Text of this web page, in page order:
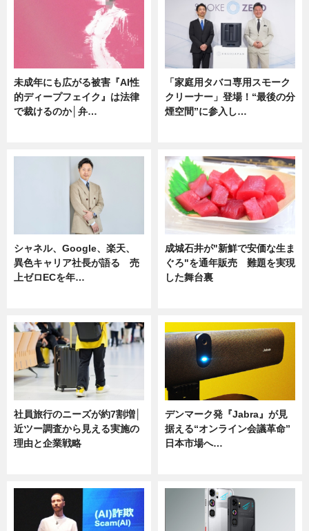
未成年にも広がる被害『AI性
的ディープフェイク』は法律
で裁けるのか│弁…
「家庭用タバコ専用スモーク
クリーナー」登場！“最後の分
煙空間”に参入し…
シャネル、Google、楽天、
異色キャリア社長が語る 売
上ゼロECを年…
成城石井が"新鮮で安価な生ま
ぐろ"を通年販売 難題を実現
した舞台裏
社員旅行のニーズが約7割増│
近ツー調査から見える実施の
理由と企業戦略
デンマーク発『Jabra』が見
据える“オンライン会議革命”
日本市場へ…